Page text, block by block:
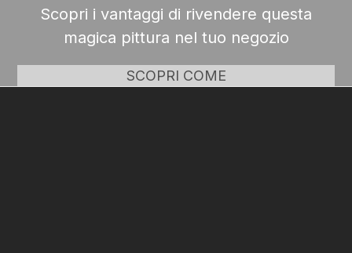
Scopri i vantaggi di rivendere questa
magica pittura nel tuo negozio
SCOPRI COME